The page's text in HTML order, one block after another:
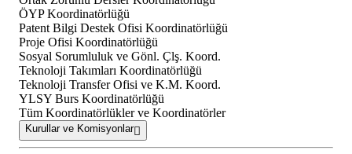
ÖYP Koordinatörlüğü
Patent Bilgi Destek Ofisi Koordinatörlüğü
Proje Ofisi Koordinatörlüğü
Sosyal Sorumluluk ve Gönl. Çlş. Koord.
Teknoloji Takımları Koordinatörlüğü
Teknoloji Transfer Ofisi ve K.M. Koord.
YLSY Burs Koordinatörlüğü
Tüm Koordinatörlükler ve Koordinatörler
Kurullar ve Komisyonlar